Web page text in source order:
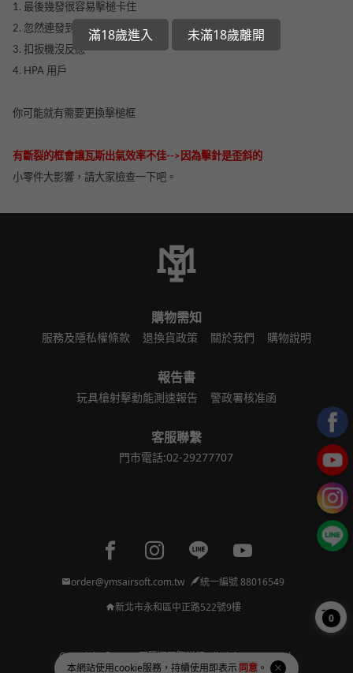
本網站使用cookie服務，持續使用即表示同意 。
1. 最後幾發很容易擊槌卡住
2. 忽然連發到底
3. 扣扳機沒反應
4. HPA 用戶
你可能就有需要更換擊槌框
有斷裂的框會讓瓦斯出氣效率不佳-->因為擊針是歪斜的
小零件大影響，請大家檢查一下吧。
購物需知
服務及隱私權條款 退換貨政策 關於我們 購物說明
報告書
玩具槍射擊動能測速報告 警政署核准函
客服聯繫
門市電話:02-29277707
Facebook page
Instagram page
Line pageYoutube page
order@ymsairsoft.com.tw
統一編號 88016549
新北市永和區中正路522號9樓
Copyright © 2026 亞瑪順國際洋行 All Rights Reserved.
0
滿18歲進入 未滿18歲離開